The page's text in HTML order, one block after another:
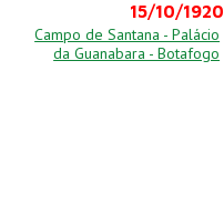
15/10/1920
Campo de Santana - Palácio
da Guanabara - Botafogo